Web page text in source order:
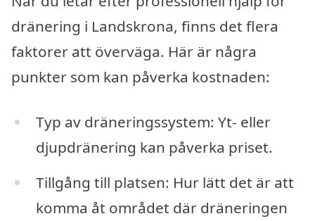
dränering i Landskrona, finns det flera
faktorer att överväga. Här är några
punkter som kan påverka kostnaden:
Typ av dräneringssystem: Yt- eller
djupdränering kan påverka priset.
Tillgång till platsen: Hur lätt det är att
komma åt området där dräneringen